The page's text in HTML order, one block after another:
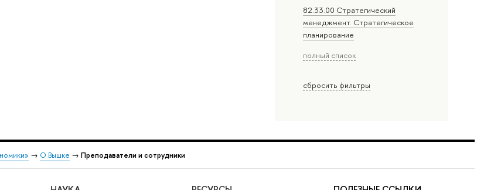
82.33.00 Стратегический
менеджмент. Стратегическое
планирование
полный список
сбросить фильтры
→ О Вышке → Преподаватели и сотрудники